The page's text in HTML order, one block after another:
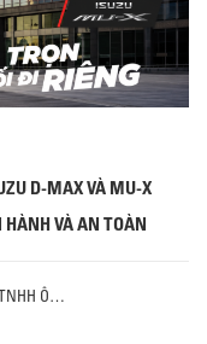
D-MAX VÀ MU-X
HÀNH VÀ AN TOÀN
Ô…